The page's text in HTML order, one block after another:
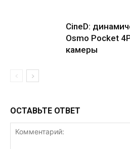
CineD:
Osmo Pocket
камеры
ОСТАВЬТЕ ОТВЕТ